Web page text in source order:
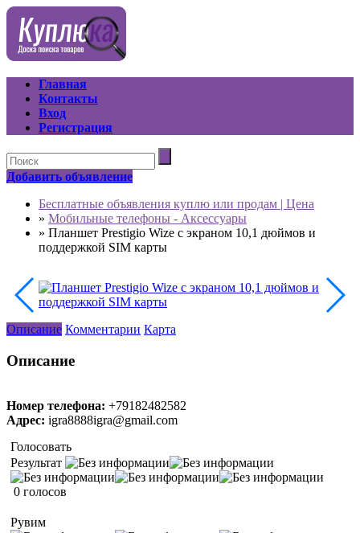
Главная
Контакты
Вход
Регистрация
Добавить объявление
Бесплатные объявления куплю или продам | Цена
» Мобильные телефоны - Аксессуары
» Планшет Prestigio Wize с экраном 10,1 дюймов и
поддержкой SIM карты
Описание Комментарии Карта
Описание
Номер телефона: +79182482582
Адрес: igra8888igra@gmail.com
Голосовать
Результат
0 голосов
Рувим